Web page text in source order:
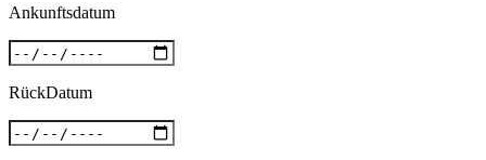
Ankunftsdatum
RückDatum